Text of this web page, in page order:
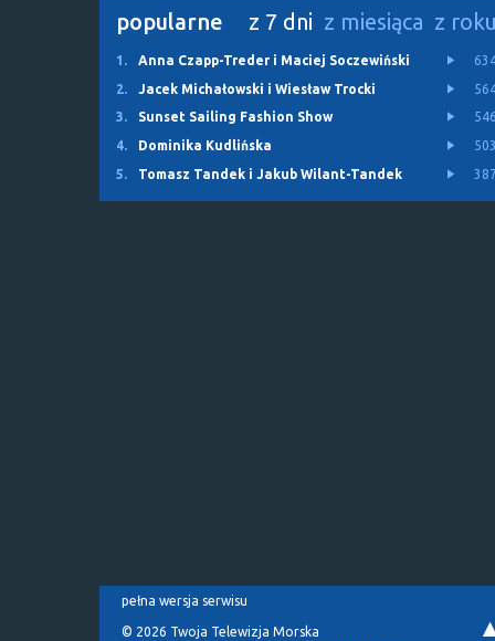
popularne z 7 dni z miesiąca z
1. Anna Czapp-Treder i Maciej Soczewiński
2.
Jacek Michałowski i Wiesław Trocki
3.
Sunset Sailing Fashion Show
4.
Dominika Kudlińska
5.
Tomasz Tandek i Jakub Wilant-Tandek
pełna wersja serwisu
© 2026 Twoja Telewizja Morska